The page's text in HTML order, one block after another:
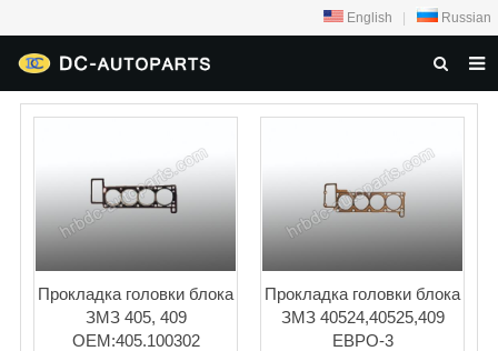
English Russian
ДОМА
НОВОСТИ
ЗАДАТЬ ВОПРОС
КОНТАКТЫ
Прокладка головки блока
ЗМЗ 405, 409
OEM:405.100302
Прокладка головки блока
ЗМЗ 40524,40525,409
ЕВРО-3